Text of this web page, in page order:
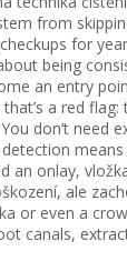
from
for
being
an entry
a red flag:
don’t need
an onlay,
ale
or even a
canals,